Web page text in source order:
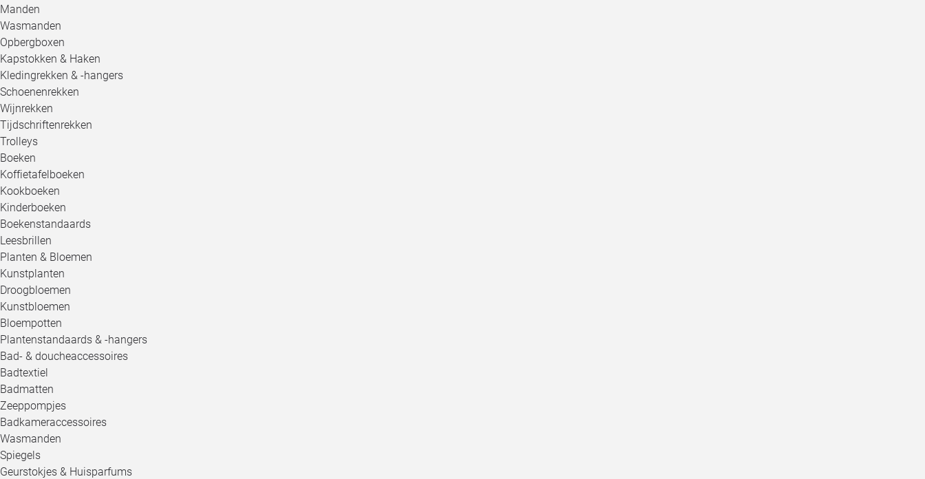
Manden
Wasmanden
Opbergboxen
Kapstokken & Haken
Kledingrekken & -hangers
Schoenenrekken
Wijnrekken
Tijdschriftenrekken
Trolleys
Boeken
Koffietafelboeken
Kookboeken
Kinderboeken
Boekenstandaards
Leesbrillen
Planten & Bloemen
Kunstplanten
Droogbloemen
Kunstbloemen
Bloempotten
Plantenstandaards & -hangers
Bad- & doucheaccessoires
Badtextiel
Badmatten
Zeeppompjes
Badkameraccessoires
Wasmanden
Spiegels
Geurstokjes & Huisparfums